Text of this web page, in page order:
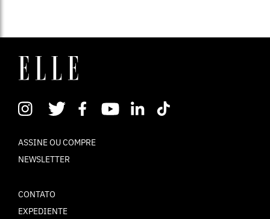
ASSINE OU COMPRE
NEWSLETTER
CONTATO
EXPEDIENTE